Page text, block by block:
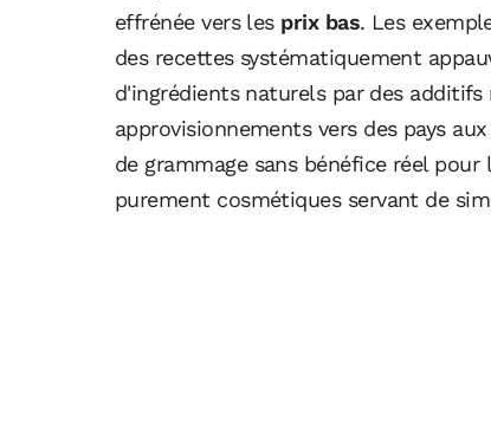
effrénée vers les prix bas. Les
des recettes systématiquement
d'ingrédients naturels par des
approvisionnements vers des pays
de grammage sans bénéfice réel
purement cosmétiques servant de